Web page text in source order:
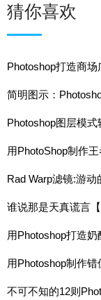
猜你喜欢
Photoshop打造商
简明图示：
Photoshop图层模
用PhotoShop制作
Rad Warp滤镜:游动
谁说那是天真谎言【
用Photoshop打造奶
用Photoshop制作
不可不知的12则